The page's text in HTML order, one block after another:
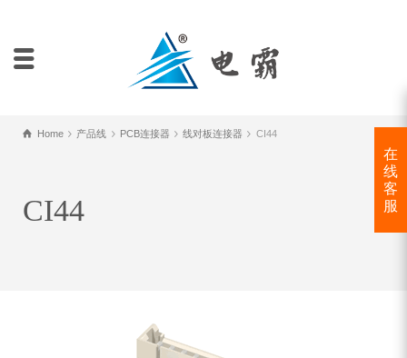
Home 产品线 PCB连接器 线对板连接器 CI44
CI44
在
线
客
服